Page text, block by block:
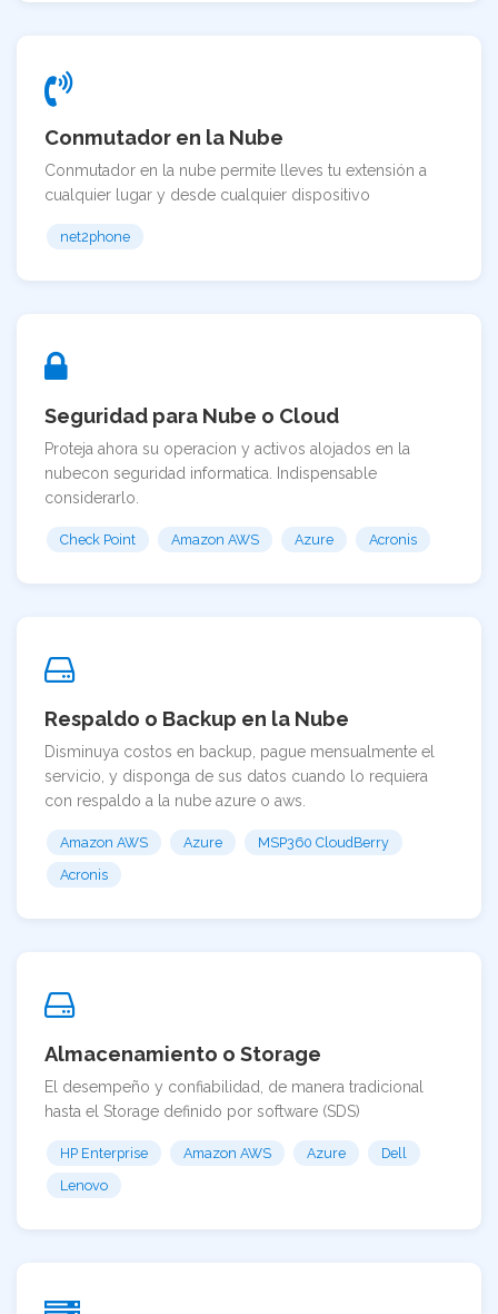
Conmutador en la Nube
Conmutador en la nube permite lleves tu extensión a
cualquier lugar y desde cualquier dispositivo
net2phone
Seguridad para Nube o Cloud
Proteja ahora su operacion y activos alojados en la
nubecon seguridad informatica. Indispensable
considerarlo.
Check Point Amazon AWS Azure Acronis
Respaldo o Backup en la Nube
Disminuya costos en backup, pague mensualmente el
servicio, y disponga de sus datos cuando lo requiera
con respaldo a la nube azure o aws.
Amazon AWS Azure
MSP360 CloudBerry
Acronis
Almacenamiento o Storage
El desempeño y confiabilidad, de manera tradicional
hasta el Storage definido por software (SDS)
HP Enterprise Amazon AWS Azure
Dell
Lenovo